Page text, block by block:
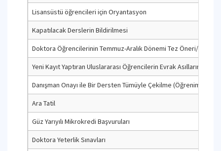
Lisansüstü öğrencileri için Oryantasyon
Kapatılacak Derslerin Bildirilmesi
Doktora Öğrencilerinin Temmuz-Aralık Dönemi Tez Öneri/Tez
Yeni Kayıt Yaptıran Uluslararası Öğrencilerin Evrak Asıllarını
Danışman Onayı ile Bir Dersten Tümüyle Çekilme (Öğrenim
Ara Tatil
Güz Yarıyılı Mikrokredi Başvuruları
Doktora Yeterlik Sınavları